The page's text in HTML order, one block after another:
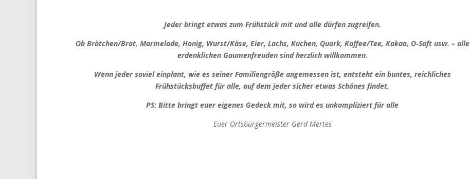
Jeder bringt etwas zum Frühstück mit und alle dürfen zugreifen.
Ob Brötchen/Brot, Marmelade, Honig, Wurst/Käse, Eier, Lachs, Kuchen, Quark, Kaffee/Tee, Kakao, O-Saft usw. – alle
erdenklichen Gaumenfreuden sind herzlich willkommen.
Wenn jeder soviel einplant, wie es seiner Familiengröße angemessen ist, entsteht ein buntes, reichliches
Frühstücksbuffet für alle, auf dem jeder sicher etwas Schönes findet.
PS: Bitte bringt euer eigenes Gedeck mit, so wird es unkompliziert für alle
Euer Ortsbürgermeister Gerd Mertes